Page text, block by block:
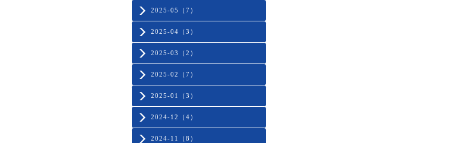
2025-05（7）
2025-04（3）
2025-03（2）
2025-02（7）
2025-01（3）
2024-12（4）
2024-11（8）